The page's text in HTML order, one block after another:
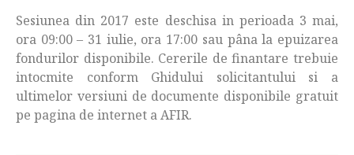
Sesiunea din 2017 este deschisa in perioada 3 mai,
ora 09:00 – 31 iulie, ora 17:00 sau pâna la epuizarea
fondurilor disponibile. Cererile de finantare trebuie
intocmite conform Ghidului solicitantului si a
ultimelor versiuni de documente disponibile gratuit
pe pagina de internet a AFIR.